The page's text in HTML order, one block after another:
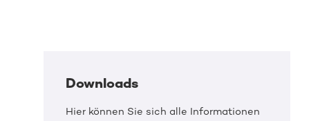
Downloads
Hier können Sie sich alle Informationen